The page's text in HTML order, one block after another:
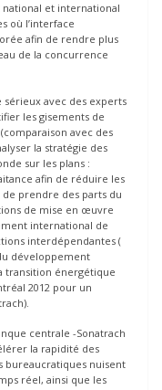
national et international
où l’interface
afin de rendre plus
de la concurrence
avec des experts
les gisements de
avec des
la stratégie des
sur les plans :
afin de réduire les
de prendre des parts du
de mise en œuvre
international de
interdépendantes (
développement
transition énergétique
2012 pour un
centrale -Sonatrach
la rapidité des
bureaucratiques nuisent
réel, ainsi que les